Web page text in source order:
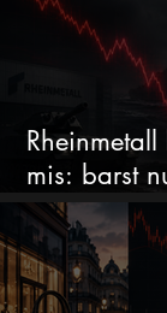
mis: barst
het